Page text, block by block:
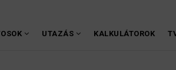
UTAZÁS KALKULÁTOROK